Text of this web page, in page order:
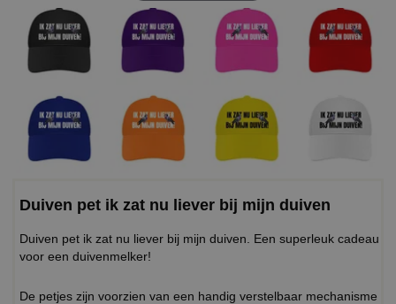
Duiven pet ik zat nu liever bij mijn duiven
Duiven pet ik zat nu liever bij mijn duiven. Een superleuk cadeau
voor een duivenmelker!
De petjes zijn voorzien van een handig verstelbaar mechanisme